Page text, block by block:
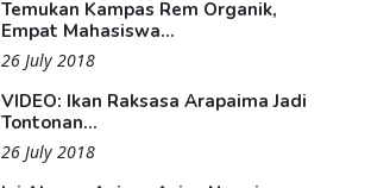
Temukan Kampas Rem Organik,
Empat Mahasiswa...
26 July 2018
VIDEO: Ikan Raksasa Arapaima Jadi
Tontonan...
26 July 2018